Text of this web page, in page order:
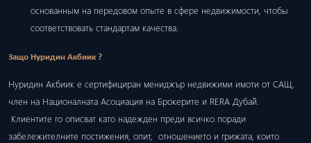
основанным на передовом опыте в сфере недвижимости, чтобы
соответствовать стандартам качества.
Защо Нуридин Акбиик ?
Нуридин Акбиик е сертифициран мениджър недвижими имоти от САЩ,
член на Националната Асоциация на Брокерите и RERA Дубай.
Клиентите го описват като надежден преди всичко поради
забележителните постижения, опит, отношението и грижата, които